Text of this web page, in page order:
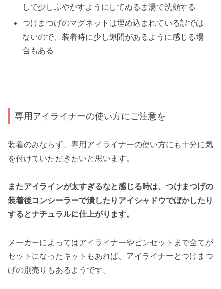
しで少しふやかすようにしてぬるま湯で洗顔する
つけまつげのマグネットは埋め込まれている訳では
ないので、装着時に少し隙間があるように感じる場
合もある
専用アイライナーの使い方にご注意を
装着のみならず、専用アイライナーの使い方にも十分に気
を付けていただきたいと思います。
またアイラインが太すぎるなと感じる時は、つけまつげの
装着後コンシーラーで潰したりアイシャドウでぼかしたり
するとナチュラルに仕上がります。
メーカーによってはアイライナーやピンセットまで全てが
セットになったキットもあれば、アイライナーとつけまつ
げの別売りもあるようです。